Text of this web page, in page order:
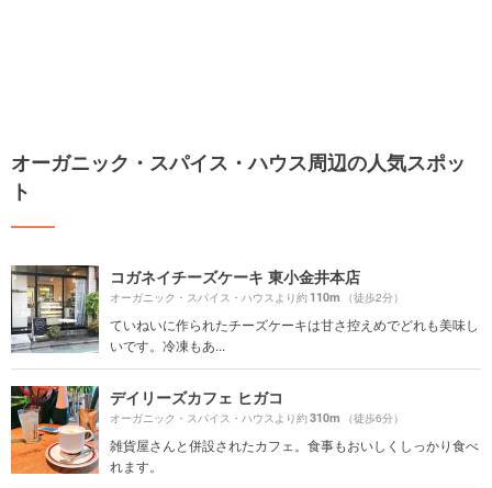
オーガニック・スパイス・ハウス周辺の人気スポッ
ト
コガネイチーズケーキ 東小金井本店
オーガニック・スパイス・ハウスより約110m （徒歩2分）
ていねいに作られたチーズケーキは甘さ控えめでどれも美味し
いです。冷凍もあ...
デイリーズカフェ ヒガコ
オーガニック・スパイス・ハウスより約310m （徒歩6分）
雑貨屋さんと併設されたカフェ。食事もおいしくしっかり食べ
れます。